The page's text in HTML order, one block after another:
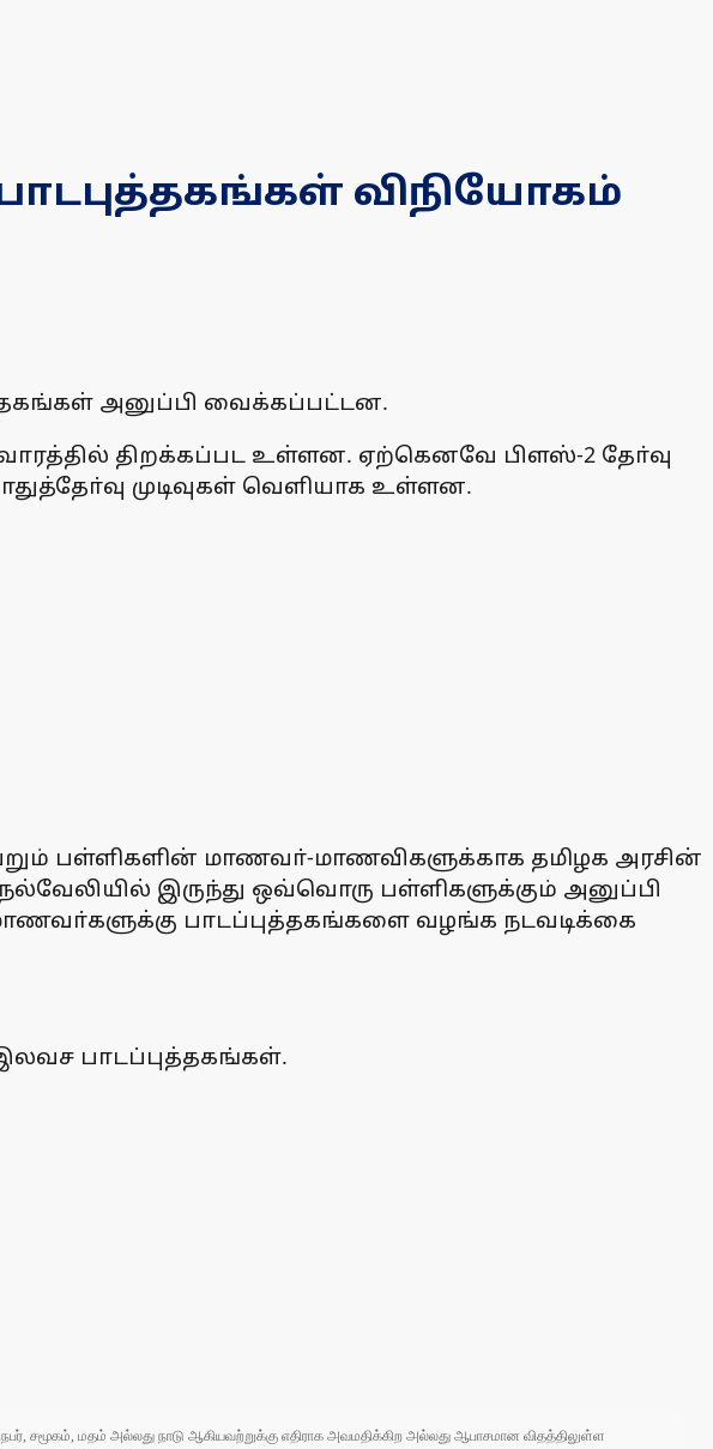
விநியோகம்
அனுப்பி வைக்கப்பட்டன.
திறக்கப்பட உள்ளன. ஏற்கெனவே பிளஸ்-2 தோ்வு
முடிவுகள் வெளியாக உள்ளன.
பள்ளிகளின் மாணவா்-மாணவிகளுக்காக தமிழக அரசின்
இருந்து ஒவ்வொரு பள்ளிகளுக்கும் அனுப்பி
பாடப்புத்தகங்களை வழங்க நடவடிக்கை
பாடப்புத்தகங்கள்.
சமூகம், மதம் அல்லது நாடு ஆகியவற்றுக்கு எதிராக அவமதிக்கிற அல்லது ஆபாசமான விதத்திலுள்ள